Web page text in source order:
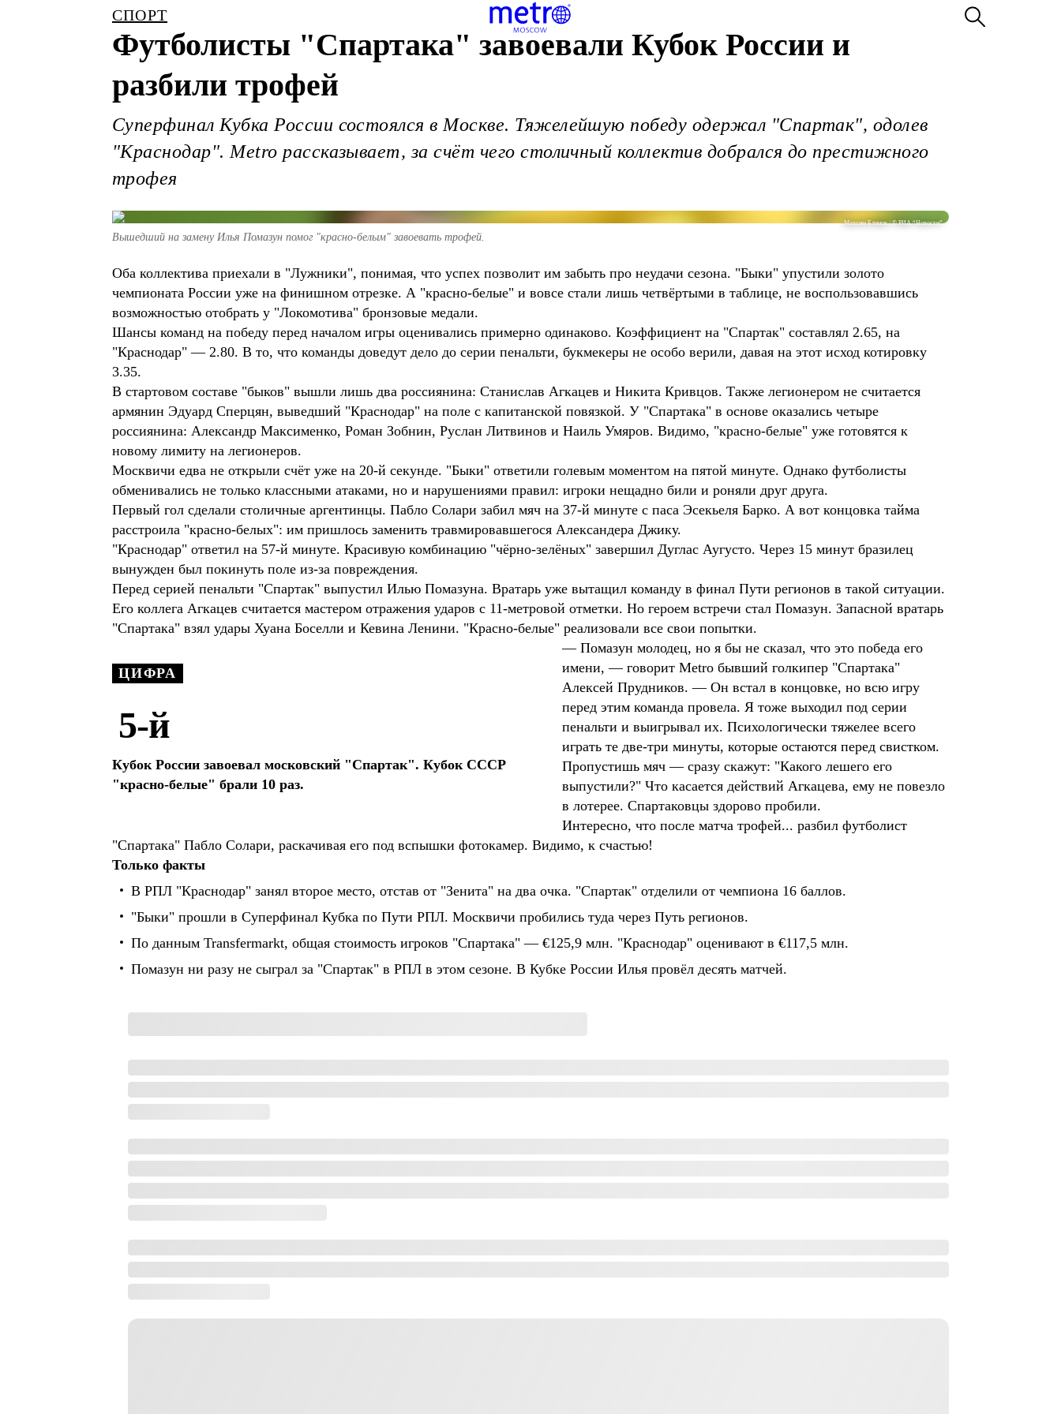
СПОРТ
Футболисты "Спартака" завоевали Кубок России и
разбили трофей
Суперфинал Кубка России состоялся в Москве. Тяжелейшую победу одержал "Спартак", одолев
"Краснодар". Metro рассказывает, за счёт чего столичный коллектив добрался до престижного
трофея
Максим Блинов / © РИА “Новости”
Вышедший на замену Илья Помазун помог "красно-белым" завоевать трофей.
Оба коллектива приехали в "Лужники", понимая, что успех позволит им забыть про неудачи сезона. "Быки" упустили золото
чемпионата России уже на финишном отрезке. А "красно-белые" и вовсе стали лишь четвёртыми в таблице, не воспользовавшись
возможностью отобрать у "Локомотива" бронзовые медали.
Шансы команд на победу перед началом игры оценивались примерно одинаково. Коэффициент на "Спартак" составлял 2.65, на
"Краснодар" — 2.80. В то, что команды доведут дело до серии пенальти, букмекеры не особо верили, давая на этот исход котировку
3.35.
В стартовом составе "быков" вышли лишь два россиянина: Станислав Агкацев и Никита Кривцов. Также легионером не считается
армянин Эдуард Сперцян, выведший "Краснодар" на поле с капитанской повязкой. У "Спартака" в основе оказались четыре
россиянина: Александр Максименко, Роман Зобнин, Руслан Литвинов и Наиль Умяров. Видимо, "красно-белые" уже готовятся к
новому лимиту на легионеров.
Москвичи едва не открыли счёт уже на 20-й секунде. "Быки" ответили голевым моментом на пятой минуте. Однако футболисты
обменивались не только классными атаками, но и нарушениями правил: игроки нещадно били и роняли друг друга.
Первый гол сделали столичные аргентинцы. Пабло Солари забил мяч на 37-й минуте с паса Эсекьеля Барко. А вот концовка тайма
расстроила "красно-белых": им пришлось заменить травмировавшегося Александера Джику.
"Краснодар" ответил на 57-й минуте. Красивую комбинацию "чёрно-зелёных" завершил Дуглас Аугусто. Через 15 минут бразилец
вынужден был покинуть поле из-за повреждения.
Перед серией пенальти "Спартак" выпустил Илью Помазуна. Вратарь уже вытащил команду в финал Пути регионов в такой ситуации.
Его коллега Агкацев считается мастером отражения ударов с 11-метровой отметки. Но героем встречи стал Помазун. Запасной вратарь
"Спартака" взял удары Хуана Боселли и Кевина Ленини. "Красно-белые" реализовали все свои попытки.
ЦИФРА
5-й
Кубок России завоевал московский "Спартак". Кубок СССР
"красно-белые" брали 10 раз.
— Помазун молодец, но я бы не сказал, что это победа его
имени, — говорит Metro бывший голкипер "Спартака"
Алексей Прудников. — Он встал в концовке, но всю игру
перед этим команда провела. Я тоже выходил под серии
пенальти и выигрывал их. Психологически тяжелее всего
играть те две-три минуты, которые остаются перед свистком.
Пропустишь мяч — сразу скажут: "Какого лешего его
выпустили?" Что касается действий Агкацева, ему не повезло
в лотерее. Спартаковцы здорово пробили.
Интересно, что после матча трофей... разбил футболист
"Спартака" Пабло Солари, раскачивая его под вспышки фотокамер. Видимо, к счастью!
Только факты
В РПЛ "Краснодар" занял второе место, отстав от "Зенита" на два очка. "Спартак" отделили от чемпиона 16 баллов.
"Быки" прошли в Суперфинал Кубка по Пути РПЛ. Москвичи пробились туда через Путь регионов.
По данным Transfermarkt, общая стоимость игроков "Спартака" — €125,9 млн. "Краснодар" оценивают в €117,5 млн.
Помазун ни разу не сыграл за "Спартак" в РПЛ в этом сезоне. В Кубке России Илья провёл десять матчей.